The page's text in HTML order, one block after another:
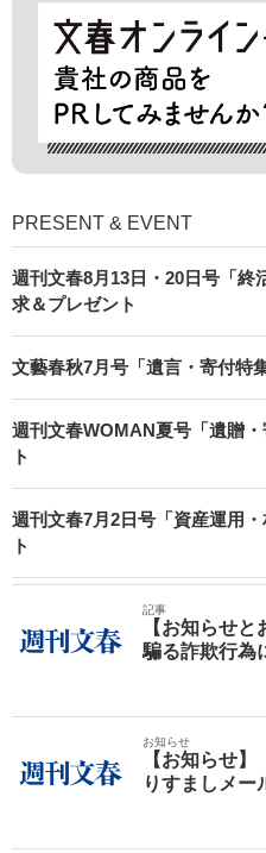
PRESENT & EVENT
週刊文春8月13日・20日号「終
求＆プレゼント
文藝春秋7月号「遺言・寄付特
週刊文春WOMAN夏号「遺贈
ト
週刊文春7月2日号「資産運用
ト
記事
【お知らせ
騙る詐欺行為
お知らせ
【お知らせ
りすましメー